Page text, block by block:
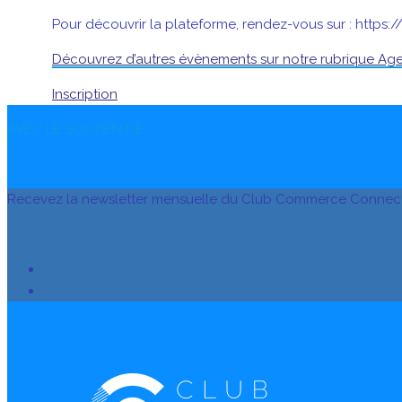
Pour découvrir la plateforme, rendez-vous sur :
Découvrez d’autres évènements sur notre rubrique
Inscription
AVEC LE SOUTIEN DE
Recevez la newsletter mensuelle du Club Commerce